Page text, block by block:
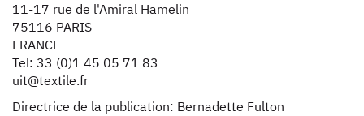
11-17 rue de l'Amiral Hamelin
75116 PARIS
FRANCE
Tel: 33 (0)1 45 05 71 83
uit@textile.fr
Directrice de la publication: Bernadette Fulton